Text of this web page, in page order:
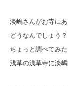
淡嶋さんがお寺に
どうなんでしょう？
ちょっと調べてみた
浅草の浅草寺に淡